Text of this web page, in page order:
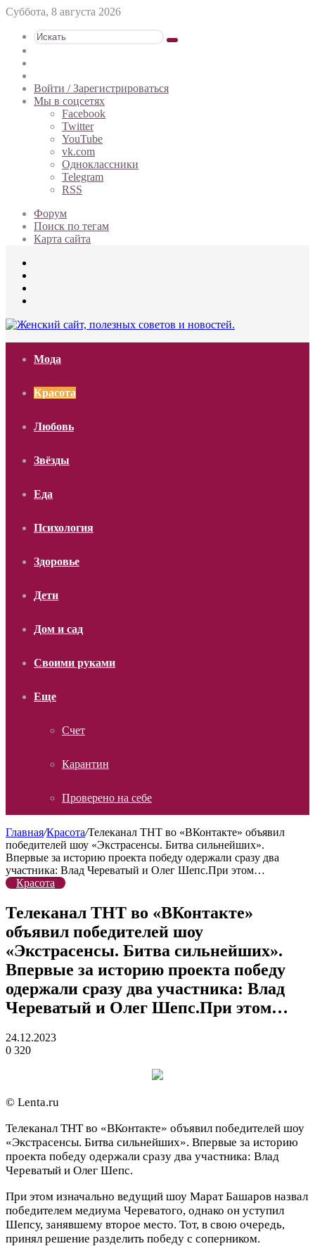
Суббота, 8 августа 2026
Искать
статья
Войти / Зарегистрироваться
Мы в соцсетях
Facebook
Twitter
YouTube
vk.com
Одноклассники
Telegram
RSS
Форум
Поиск по тегам
Карта сайта
Мода
Красота
Любовь
Звёзды
Еда
Психология
Здоровье
Дети
Дом и сад
Своими руками
Еще
Счет
Карантин
Проверено на себе
Главная/Красота/Телеканал ТНТ во «ВКонтакте» объявил
победителей шоу «Экстрасенсы. Битва сильнейших».
Впервые за историю проекта победу одержали сразу два
участника: Влад Череватый и Олег Шепс.При этом…
Красота
Телеканал ТНТ во «ВКонтакте»
объявил победителей шоу
«Экстрасенсы. Битва сильнейших».
Впервые за историю проекта победу
одержали сразу два участника: Влад
Череватый и Олег Шепс.При этом…
24.12.2023
0 320
© Lenta.ru
Телеканал ТНТ во «ВКонтакте» объявил победителей шоу
«Экстрасенсы. Битва сильнейших». Впервые за историю
проекта победу одержали сразу два участника: Влад
Череватый и Олег Шепс.
При этом изначально ведущий шоу Марат Башаров назвал
победителем медиума Череватого, однако он уступил
Шепсу, занявшему второе место. Тот, в свою очередь,
принял решение разделить победу с соперником.